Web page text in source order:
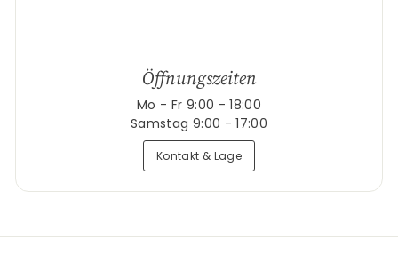
Öffnungszeiten
Mo - Fr 9:00 - 18:00
Samstag 9:00 - 17:00
Kontakt & Lage